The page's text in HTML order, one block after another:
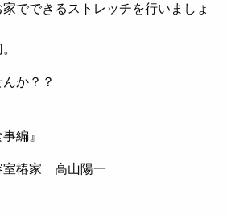
でできるストレッチを行いましょ
か？？
編』
椿家 高山陽一